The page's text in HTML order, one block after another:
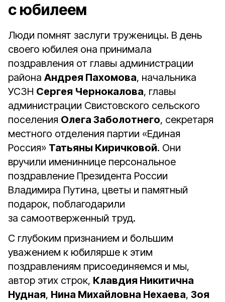
с юбилеем
Люди помнят заслуги труженицы. В день
своего юбилея она принимала
поздравления от главы администрации
района Андрея Пахомова, начальника
УСЗН Сергея Чернокалова, главы
администрации Свистовского сельского
поселения Олега Заболотнего, секретаря
местного отделения партии «Единая
Россия» Татьяны Киричковой. Они
вручили имениннице персональное
поздравление Президента России
Владимира Путина, цветы и памятный
подарок, поблагодарили
за самоотверженный труд.
С глубоким признанием и большим
уважением к юбилярше к этим
поздравлениям присоединяемся и мы,
автор этих строк, Клавдия Никитична
Нудная, Нина Михайловна Нехаева, Зоя